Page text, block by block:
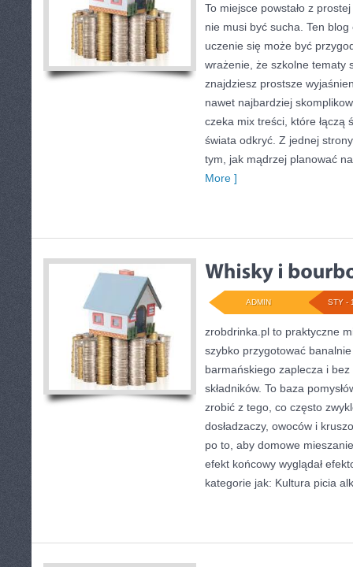
To miejsce powstało z
nie musi być sucha. Ten
uczenie się może być
wrażenie, że szkolne tematy
znajdziesz prostsze
nawet najbardziej
czeka mix treści, które łączą
świata odkryć. Z jednej
tym, jak mądrzej planować
More ]
STY -
ADMIN
zrobdrinka.pl to praktyczne
szybko przygotować
barmańskiego zaplecza i
składników. To baza
zrobić z tego, co często
dosładzaczy, owoców i
po to, aby domowe
efekt końcowy wyglądał
kategorie jak: Kultura picia